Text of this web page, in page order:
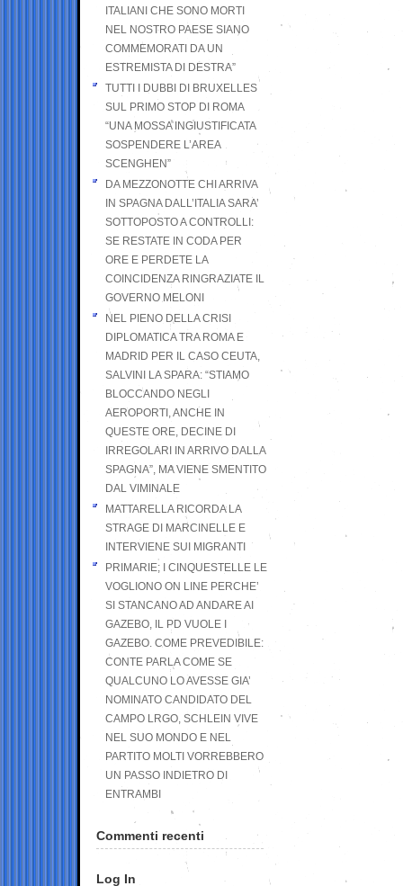
ITALIANI CHE SONO MORTI
NEL NOSTRO PAESE SIANO
COMMEMORATI DA UN
ESTREMISTA DI DESTRA”
TUTTI I DUBBI DI BRUXELLES
SUL PRIMO STOP DI ROMA
“UNA MOSSA INGIUSTIFICATA
SOSPENDERE L’AREA
SCENGHEN”
DA MEZZONOTTE CHI ARRIVA
IN SPAGNA DALL’ITALIA SARA’
SOTTOPOSTO A CONTROLLI:
SE RESTATE IN CODA PER
ORE E PERDETE LA
COINCIDENZA RINGRAZIATE IL
GOVERNO MELONI
NEL PIENO DELLA CRISI
DIPLOMATICA TRA ROMA E
MADRID PER IL CASO CEUTA,
SALVINI LA SPARA: “STIAMO
BLOCCANDO NEGLI
AEROPORTI, ANCHE IN
QUESTE ORE, DECINE DI
IRREGOLARI IN ARRIVO DALLA
SPAGNA”, MA VIENE SMENTITO
DAL VIMINALE
MATTARELLA RICORDA LA
STRAGE DI MARCINELLE E
INTERVIENE SUI MIGRANTI
PRIMARIE; I CINQUESTELLE LE
VOGLIONO ON LINE PERCHE’
SI STANCANO AD ANDARE AI
GAZEBO, IL PD VUOLE I
GAZEBO. COME PREVEDIBILE:
CONTE PARLA COME SE
QUALCUNO LO AVESSE GIA’
NOMINATO CANDIDATO DEL
CAMPO LRGO, SCHLEIN VIVE
NEL SUO MONDO E NEL
PARTITO MOLTI VORREBBERO
UN PASSO INDIETRO DI
ENTRAMBI
Commenti recenti
Log In